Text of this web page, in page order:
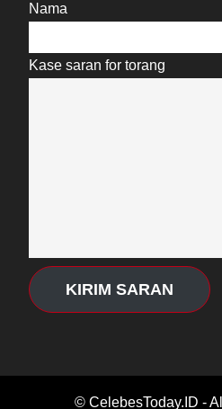
Nama
Kase saran for torang
KIRIM SARAN
© CelebesToday.ID -